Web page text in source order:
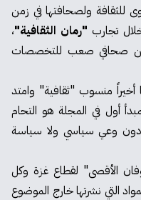
ولصحافتها في زمن
تجارب "رمان الثقافية"،
زمن صحافي صعب للتخصصات
أخيراً منسوب "ثقافية" وامتد
أول في المجلة هو التحام
دون وعي سياسي ولا سياسة
الأقصى" لقطاع غزة وكل
التي نشرتها خارج الموضوع